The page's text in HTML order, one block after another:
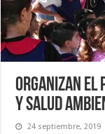
Organizan el
y salud
24 septiembre, 2019